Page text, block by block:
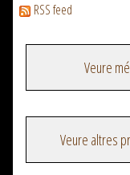
RSS feed
Veure
Veure altres